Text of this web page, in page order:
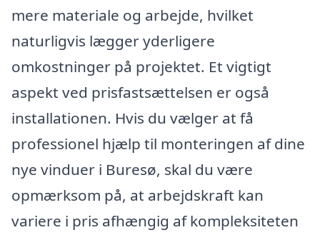
mere materiale og arbejde, hvilket
naturligvis lægger yderligere
omkostninger på projektet. Et vigtigt
aspekt ved prisfastsættelsen er også
installationen. Hvis du vælger at få
professionel hjælp til monteringen af dine
nye vinduer i Buresø, skal du være
opmærksom på, at arbejdskraft kan
variere i pris afhængig af kompleksiteten